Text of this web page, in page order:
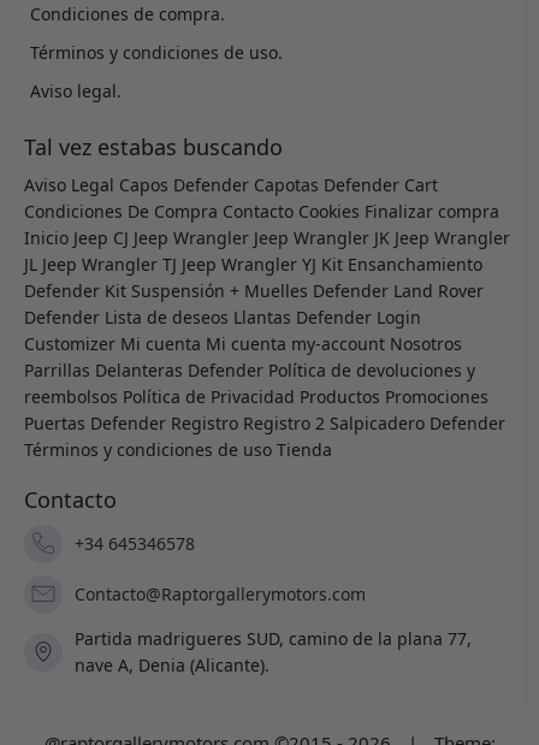
Condiciones de compra.
Términos y condiciones de uso.
Aviso legal.
Tal vez estabas buscando
Aviso Legal Capos Defender Capotas Defender Cart
Condiciones De Compra Contacto Cookies Finalizar compra
Inicio Jeep CJ Jeep Wrangler Jeep Wrangler JK Jeep Wrangler
JL Jeep Wrangler TJ Jeep Wrangler YJ Kit Ensanchamiento
Defender Kit Suspensión + Muelles Defender Land Rover
Defender Lista de deseos Llantas Defender Login
Customizer Mi cuenta Mi cuenta my-account Nosotros
Parrillas Delanteras Defender Política de devoluciones y
reembolsos Política de Privacidad Productos Promociones
Puertas Defender Registro Registro 2 Salpicadero Defender
Términos y condiciones de uso Tienda
Contacto
+34 645346578
Contacto@Raptorgallerymotors.com
Partida madrigueres SUD, camino de la plana 77,
nave A, Denia (Alicante).